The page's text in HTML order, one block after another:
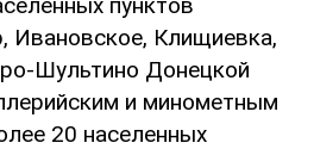
Ивановское, Клищиевка,
Шультино Донецкой
и минометным
20 населенных